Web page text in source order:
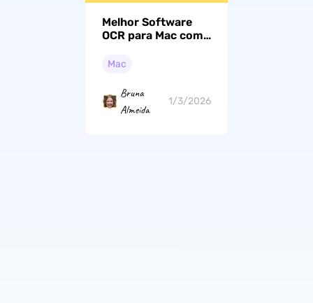
Melhor Software
OCR para Mac com
Quem Está no Topo
(Compatível com
macOS Tahoe)
Mac
Bruna
Almeida
1/3/2026